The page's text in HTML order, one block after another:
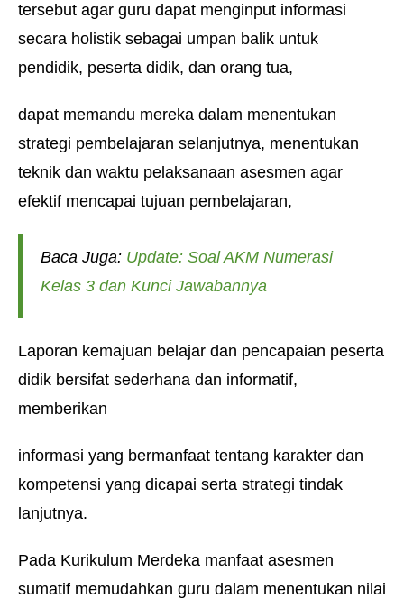
tersebut agar guru dapat menginput informasi
secara holistik sebagai umpan balik untuk
pendidik, peserta didik, dan orang tua,
dapat memandu mereka dalam menentukan
strategi pembelajaran selanjutnya, menentukan
teknik dan waktu pelaksanaan asesmen agar
efektif mencapai tujuan pembelajaran,
Baca Juga: Update: Soal AKM Numerasi
Kelas 3 dan Kunci Jawabannya
Laporan kemajuan belajar dan pencapaian peserta
didik bersifat sederhana dan informatif,
memberikan
informasi yang bermanfaat tentang karakter dan
kompetensi yang dicapai serta strategi tindak
lanjutnya.
Pada Kurikulum Merdeka manfaat asesmen
sumatif memudahkan guru dalam menentukan nilai